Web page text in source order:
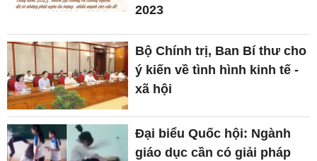
2023
Bộ Chính trị, Ban Bí thư cho
ý kiến về tình hình kinh tế -
xã hội
Đại biểu Quốc hội: Ngành
giáo dục cần có giải pháp